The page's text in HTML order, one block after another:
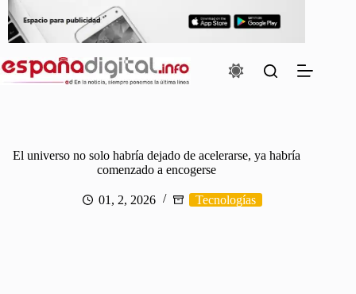
contenido
El universo no solo habría dejado de acelerarse, ya habría
comenzado a encogerse
01, 2, 2026 Tecnologías